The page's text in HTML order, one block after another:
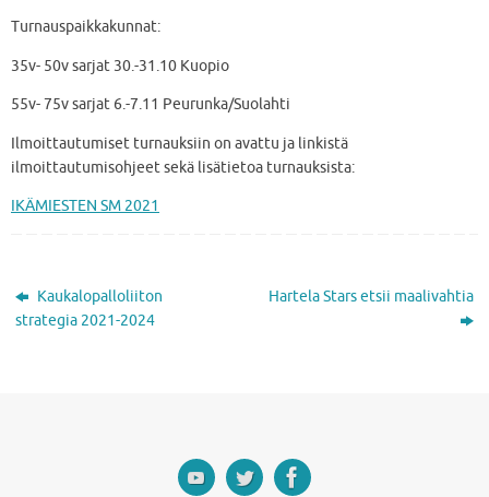
Turnauspaikkakunnat:
35v- 50v sarjat 30.-31.10 Kuopio
55v- 75v sarjat 6.-7.11 Peurunka/Suolahti
Ilmoittautumiset turnauksiin on avattu ja linkistä
ilmoittautumisohjeet sekä lisätietoa turnauksista:
IKÄMIESTEN SM 2021
Kaukalopalloliiton
strategia 2021-2024
Hartela Stars etsii maalivahtia